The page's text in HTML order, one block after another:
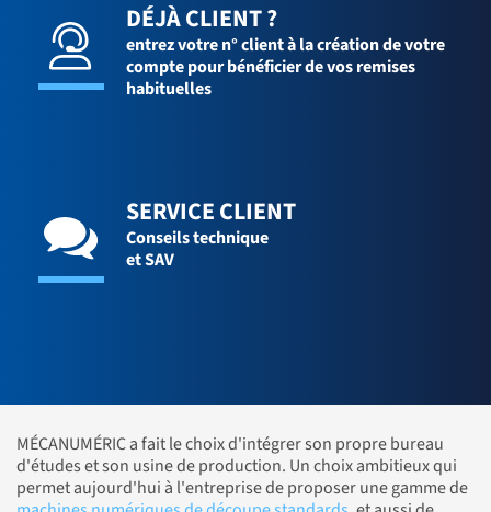
DÉJÀ CLIENT ?
entrez votre n° client à la création de votre
compte pour bénéficier de vos remises
habituelles
SERVICE CLIENT
Conseils technique
et SAV
MÉCANUMÉRIC a fait le choix d'intégrer son propre bureau
d'études et son usine de production. Un choix ambitieux qui
permet aujourd'hui à l'entreprise de proposer une gamme de